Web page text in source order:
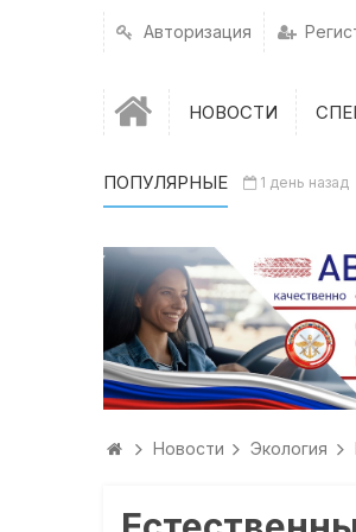
Авторизация
НОВОСТИ
ПОПУЛЯРНЫЕ 1 день назад
Новости Экология